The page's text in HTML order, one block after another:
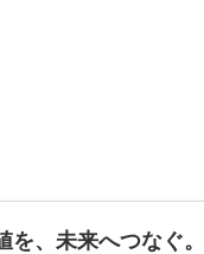
、未来へつなぐ。